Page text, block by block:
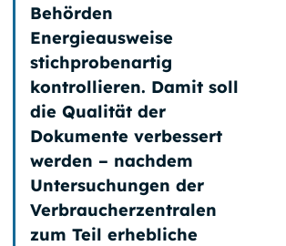
Behörden
Energieausweise
stichprobenartig
kontrollieren. Damit soll
die Qualität der
Dokumente verbessert
werden – nachdem
Untersuchungen der
Verbraucherzentralen
zum Teil erhebliche